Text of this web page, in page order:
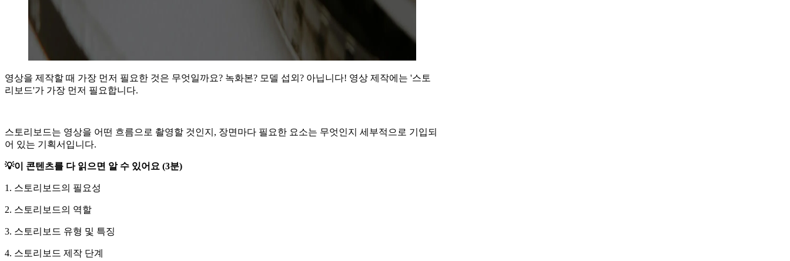
영상을 제작할 때 가장 먼저 필요한 것은 무엇일까요? 녹화본? 모델 섭외? 아닙니다! 영상 제작에는 '스토
리보드'가 가장 먼저 필요합니다.
스토리보드는 영상을 어떤 흐름으로 촬영할 것인지, 장면마다 필요한 요소는 무엇인지 세부적으로 기입되
어 있는 기획서입니다.
💡이 콘텐츠를 다 읽으면 알 수 있어요 (3분)
1. 스토리보드의 필요성
2. 스토리보드의 역할
3. 스토리보드 유형 및 특징
4. 스토리보드 제작 단계